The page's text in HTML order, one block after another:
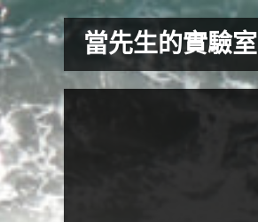
當先生的實驗室